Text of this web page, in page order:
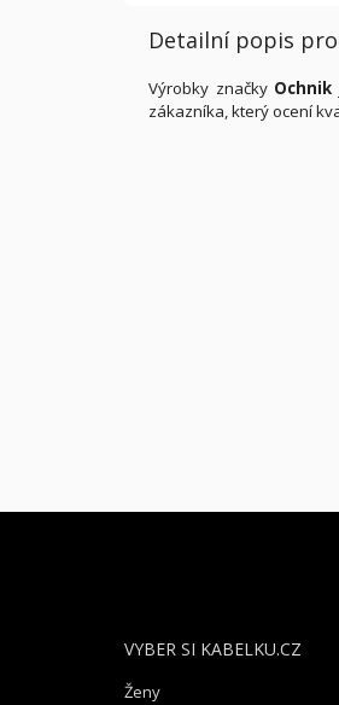
Detailní popis
Výrobky značky Ochnik
zákazníka, který ocení
VYBER SI KABELKU.CZ
Ženy